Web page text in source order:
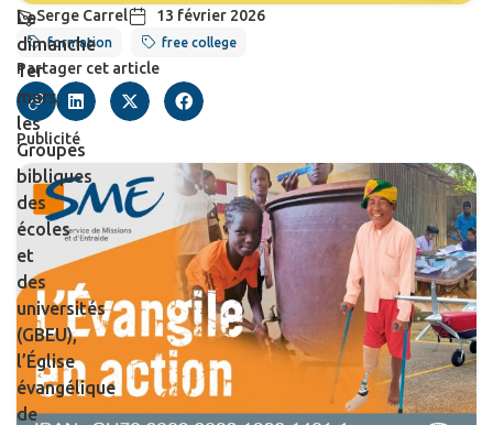
Serge Carrel 13 février 2026
formation free college
Partager cet article
Publicité
Le
dimanche
1er
mars,
les
Groupes
bibliques
des
écoles
et
des
universités
(GBEU),
l’Église
évangélique
de